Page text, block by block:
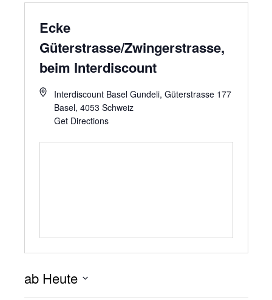
Ecke
Güterstrasse/Zwingerstrasse,
beim Interdiscount
Interdiscount Basel Gundeli, Güterstrasse 177
Basel, 4053 Schweiz
Get Directions
ab Heute
Datum